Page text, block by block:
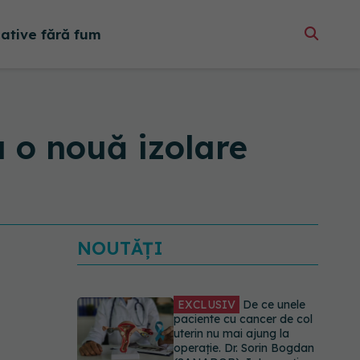
fără fum
nouă izolare
NOUTĂȚI
EXCLUSIV De ce unele
paciente cu cancer de col
uterin nu mai ajung la
operație. Dr. Sorin Bogdan